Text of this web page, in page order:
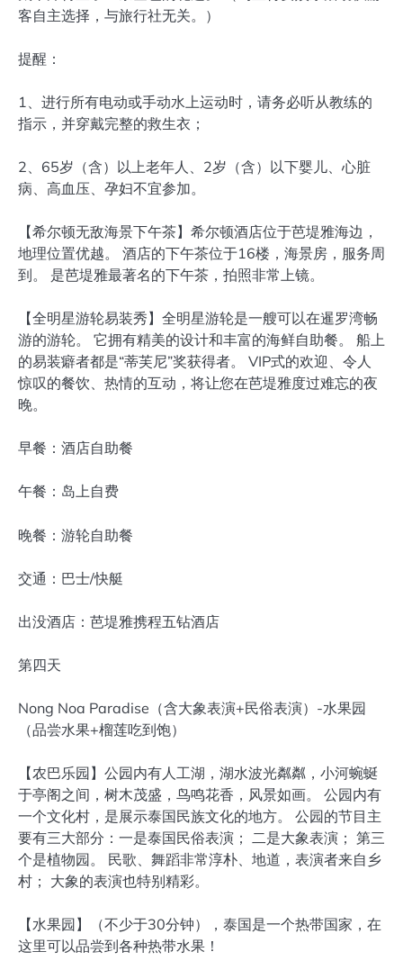
客自主选择，与旅行社无关。）
提醒：
1、进行所有电动或手动水上运动时，请务必听从教练的
指示，并穿戴完整的救生衣；
2、65岁（含）以上老年人、2岁（含）以下婴儿、心脏
病、高血压、孕妇不宜参加。
【希尔顿无敌海景下午茶】希尔顿酒店位于芭堤雅海边，
地理位置优越。 酒店的下午茶位于16楼，海景房，服务周
到。 是芭堤雅最著名的下午茶，拍照非常上镜。
【全明星游轮易装秀】全明星游轮是一艘可以在暹罗湾畅
游的游轮。 它拥有精美的设计和丰富的海鲜自助餐。 船上
的易装癖者都是“蒂芙尼”奖获得者。 VIP式的欢迎、令人
惊叹的餐饮、热情的互动，将让您在芭堤雅度过难忘的夜
晚。
早餐：酒店自助餐
午餐：岛上自费
晚餐：游轮自助餐
交通：巴士/快艇
出没酒店：芭堤雅携程五钻酒店
第四天
Nong Noa Paradise（含大象表演+民俗表演）-水果园
（品尝水果+榴莲吃到饱）
【农巴乐园】公园内有人工湖，湖水波光粼粼，小河蜿蜒
于亭阁之间，树木茂盛，鸟鸣花香，风景如画。 公园内有
一个文化村，是展示泰国民族文化的地方。 公园的节目主
要有三大部分：一是泰国民俗表演； 二是大象表演； 第三
个是植物园。 民歌、舞蹈非常淳朴、地道，表演者来自乡
村； 大象的表演也特别精彩。
【水果园】（不少于30分钟），泰国是一个热带国家，在
这里可以品尝到各种热带水果！